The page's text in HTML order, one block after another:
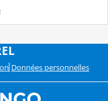
Données personnelles